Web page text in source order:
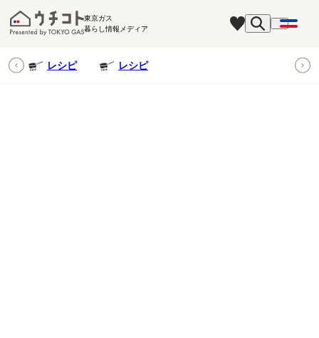
東京ガス
暮らし情報メディア
レシピ レシピ